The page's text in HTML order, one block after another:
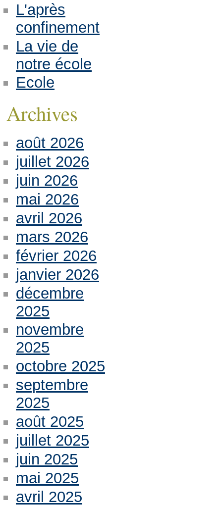
L'après
confinement
La vie de
notre école
Ecole
Archives
août 2026
juillet 2026
juin 2026
mai 2026
avril 2026
mars 2026
février 2026
janvier 2026
décembre
2025
novembre
2025
octobre 2025
septembre
2025
août 2025
juillet 2025
juin 2025
mai 2025
avril 2025